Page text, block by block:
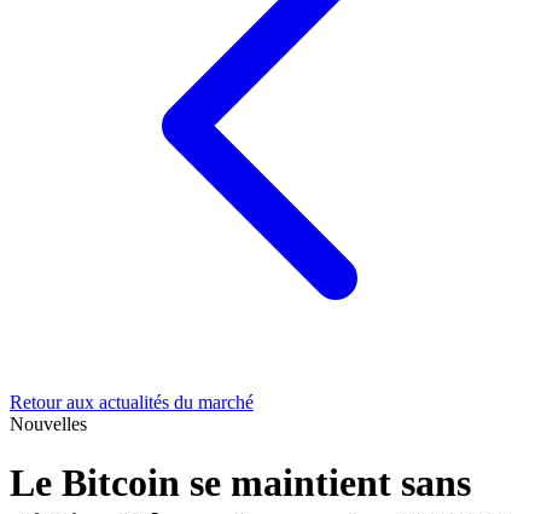
Retour aux actualités du marché
Nouvelles
Le Bitcoin se maintient sans